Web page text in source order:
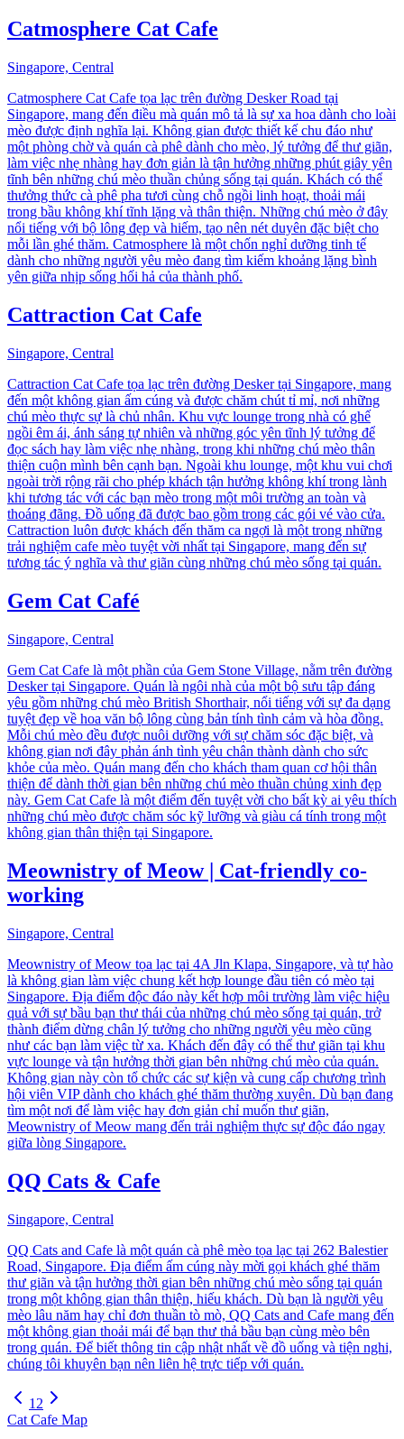
Catmosphere Cat Cafe
Singapore, Central
Catmosphere Cat Cafe tọa lạc trên đường Desker Road tại
Singapore, mang đến điều mà quán mô tả là sự xa hoa dành cho loài
mèo được định nghĩa lại. Không gian được thiết kế chu đáo như
một phòng chờ và quán cà phê dành cho mèo, lý tưởng để thư giãn,
làm việc nhẹ nhàng hay đơn giản là tận hưởng những phút giây yên
tĩnh bên những chú mèo thuần chủng sống tại quán. Khách có thể
thưởng thức cà phê pha tươi cùng chỗ ngồi linh hoạt, thoải mái
trong bầu không khí tĩnh lặng và thân thiện. Những chú mèo ở đây
nổi tiếng với bộ lông đẹp và hiếm, tạo nên nét duyên đặc biệt cho
mỗi lần ghé thăm. Catmosphere là một chốn nghỉ dưỡng tinh tế
dành cho những người yêu mèo đang tìm kiếm khoảng lặng bình
yên giữa nhịp sống hối hả của thành phố.
Cattraction Cat Cafe
Singapore, Central
Cattraction Cat Cafe tọa lạc trên đường Desker tại Singapore, mang
đến một không gian ấm cúng và được chăm chút tỉ mỉ, nơi những
chú mèo thực sự là chủ nhân. Khu vực lounge trong nhà có ghế
ngồi êm ái, ánh sáng tự nhiên và những góc yên tĩnh lý tưởng để
đọc sách hay làm việc nhẹ nhàng, trong khi những chú mèo thân
thiện cuộn mình bên cạnh bạn. Ngoài khu lounge, một khu vui chơi
ngoài trời rộng rãi cho phép khách tận hưởng không khí trong lành
khi tương tác với các bạn mèo trong một môi trường an toàn và
thoáng đãng. Đồ uống đã được bao gồm trong các gói vé vào cửa.
Cattraction luôn được khách đến thăm ca ngợi là một trong những
trải nghiệm cafe mèo tuyệt vời nhất tại Singapore, mang đến sự
tương tác ý nghĩa và thư giãn cùng những chú mèo sống tại quán.
Gem Cat Café
Singapore, Central
Gem Cat Cafe là một phần của Gem Stone Village, nằm trên đường
Desker tại Singapore. Quán là ngôi nhà của một bộ sưu tập đáng
yêu gồm những chú mèo British Shorthair, nổi tiếng với sự đa dạng
tuyệt đẹp về hoa văn bộ lông cùng bản tính tình cảm và hòa đồng.
Mỗi chú mèo đều được nuôi dưỡng với sự chăm sóc đặc biệt, và
không gian nơi đây phản ánh tình yêu chân thành dành cho sức
khỏe của mèo. Quán mang đến cho khách tham quan cơ hội thân
thiện để dành thời gian bên những chú mèo thuần chủng xinh đẹp
này. Gem Cat Cafe là một điểm đến tuyệt vời cho bất kỳ ai yêu thích
những chú mèo được chăm sóc kỹ lưỡng và giàu cá tính trong một
không gian thân thiện tại Singapore.
Meownistry of Meow | Cat-friendly co-
working
Singapore, Central
Meownistry of Meow tọa lạc tại 4A Jln Klapa, Singapore, và tự hào
là không gian làm việc chung kết hợp lounge đầu tiên có mèo tại
Singapore. Địa điểm độc đáo này kết hợp môi trường làm việc hiệu
quả với sự bầu bạn thư thái của những chú mèo sống tại quán, trở
thành điểm dừng chân lý tưởng cho những người yêu mèo cũng
như các bạn làm việc từ xa. Khách đến đây có thể thư giãn tại khu
vực lounge và tận hưởng thời gian bên những chú mèo của quán.
Không gian này còn tổ chức các sự kiện và cung cấp chương trình
hội viên VIP dành cho khách ghé thăm thường xuyên. Dù bạn đang
tìm một nơi để làm việc hay đơn giản chỉ muốn thư giãn,
Meownistry of Meow mang đến trải nghiệm thực sự độc đáo ngay
giữa lòng Singapore.
QQ Cats & Cafe
Singapore, Central
QQ Cats and Cafe là một quán cà phê mèo tọa lạc tại 262 Balestier
Road, Singapore. Địa điểm ấm cúng này mời gọi khách ghé thăm
thư giãn và tận hưởng thời gian bên những chú mèo sống tại quán
trong một không gian thân thiện, hiếu khách. Dù bạn là người yêu
mèo lâu năm hay chỉ đơn thuần tò mò, QQ Cats and Cafe mang đến
một không gian thoải mái để bạn thư thả bầu bạn cùng mèo bên
trong quán. Để biết thông tin cập nhật nhất về đồ uống và tiện nghi,
chúng tôi khuyên bạn nên liên hệ trực tiếp với quán.
1 2
Cat Cafe Map